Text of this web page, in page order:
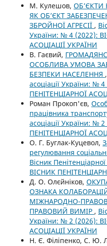
М. Кулешов, ОБ’ЄКТИ
ЯК ОБ’ЄКТ
ЗБРОЙНОЇ АГРЕСІЇ ,
України: № 4 (2022):
АСОЦІАЦІЇ УКРАЇНИ
В. Гаєвий,
ОСОБЛИВА УМОВА
БЕЗПЕКИ НАСЕЛЕННЯ ,
асоціації України: №
ПЕНІТЕНЦІАРНОЇ
Роман Прокоп'єв,
працівника
асоціації України: №
ПЕНІТЕНЦІАРНОЇ
О. Г. Буглак-Куцевол,
регулювання
Вісник
ВІСНИК
Д. О. Олєйніков,
ОЗНАКА
МІЖНАРОДНО-
ПРАВОВИЙ ВИМІР ,
України: № 2 (2026):
АСОЦІАЦІЇ УКРАЇНИ
Н. Є. Філіпенко, С. Ю.